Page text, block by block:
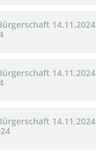
14.11.2024
14.11.2024
14.11.2024